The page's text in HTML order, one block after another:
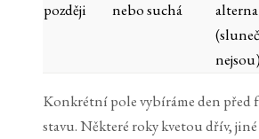
později nebo suchá
nejsou)
Konkrétní pole vybíráme den před
stavu. Některé roky kvetou dřív,